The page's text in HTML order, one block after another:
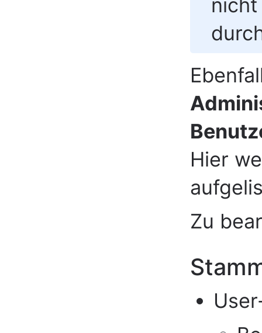
Hier
Zu